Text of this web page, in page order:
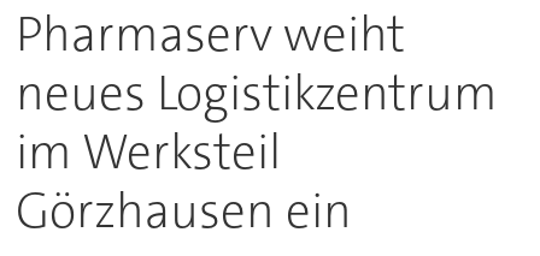
Pharmaserv weiht
neues Logistikzentrum
im Werksteil
Görzhausen ein